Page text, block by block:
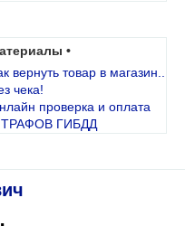
•
вернуть товар в магазин..
чека!
проверка и оплата
ГИБДД